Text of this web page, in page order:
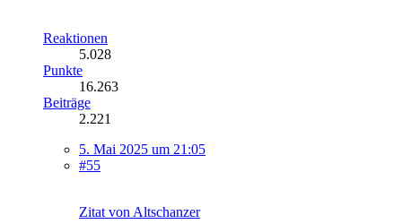
Reaktionen
5.028
Punkte
16.263
Beiträge
2.221
5. Mai 2025 um 21:05
#55
Zitat von Altschanzer